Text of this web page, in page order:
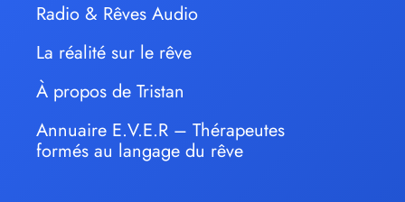
Radio & Rêves Audio
La réalité sur le rêve
À propos de Tristan
Annuaire E.V.E.R – Thérapeutes
formés au langage du rêve